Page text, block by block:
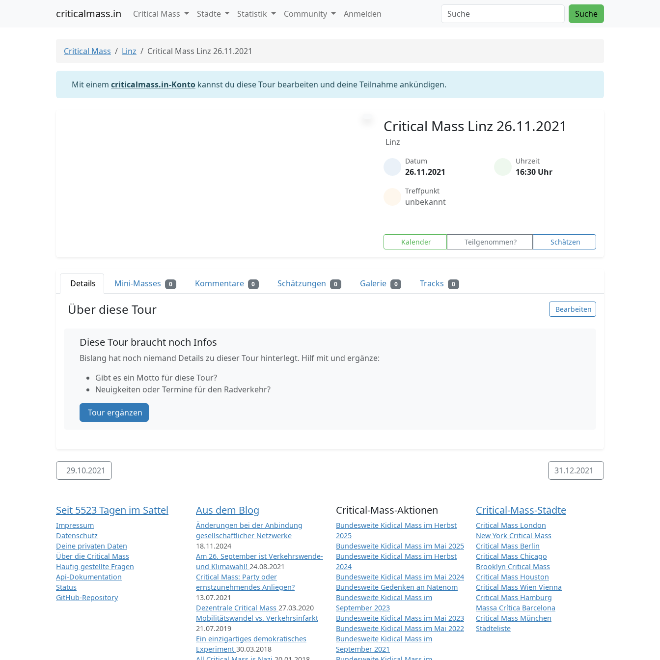
criticalmass.in Critical Mass Städte Statistik Community Anmelden Suche
Critical Mass Linz Critical Mass Linz 26.11.2021
Mit einem criticalmass.in-Konto kannst du diese Tour bearbeiten und deine Teilnahme ankündigen.
Critical Mass Linz 26.11.2021
Linz
Datum
26.11.2021
Uhrzeit
16:30 Uhr
Treffpunkt
unbekannt
Kalender Teilgenommen? Schätzen
Details Mini-Masses 0 Kommentare 0 Schätzungen 0 Galerie 0 Tracks 0
Über diese Tour Bearbeiten
Diese Tour braucht noch Infos
Bislang hat noch niemand Details zu dieser Tour hinterlegt. Hilf mit und ergänze:
Gibt es ein Motto für diese Tour?
Neuigkeiten oder Termine für den Radverkehr?
Tour ergänzen
29.10.2021 31.12.2021
Seit 5523 Tagen im Sattel
Impressum
Datenschutz
Deine privaten Daten
Über die Critical Mass
Häufig gestellte Fragen
Api-Dokumentation
Status
GitHub-Repository
Aus dem Blog
Änderungen bei der Anbindung
gesellschaftlicher Netzwerke
18.11.2024
Am 26. September ist Verkehrswende-
und Klimawahl! 24.08.2021
Critical Mass: Party oder
ernstzunehmendes Anliegen?
13.07.2021
Dezentrale Critical Mass 27.03.2020
Mobilitätswandel vs. Verkehrsinfarkt
21.07.2019
Ein einzigartiges demokratisches
Experiment 30.03.2018
Critical-Mass-Aktionen
Bundesweite Kidical Mass im Herbst
2025
Bundesweite Kidical Mass im Mai 2025
Bundesweite Kidical Mass im Herbst
2024
Bundesweite Kidical Mass im Mai 2024
Bundesweite Gedenken an Natenom
Bundesweite Kidical Mass im
September 2023
Bundesweite Kidical Mass im Mai 2023
Bundesweite Kidical Mass im Mai 2022
Bundesweite Kidical Mass im
September 2021
Critical-Mass-Städte
Critical Mass London
New York Critical Mass
Critical Mass Berlin
Critical Mass Chicago
Brooklyn Critical Mass
Critical Mass Houston
Critical Mass Wien Vienna
Critical Mass Hamburg
Massa Crítica Barcelona
Critical Mass München
Städteliste